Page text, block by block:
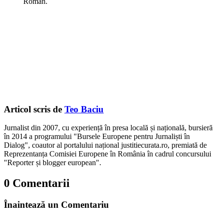
Articol scris de Teo Baciu
Jurnalist din 2007, cu experiență în presa locală și națională, bursieră
în 2014 a programului "Bursele Europene pentru Jurnaliști în
Dialog", coautor al portalului național justitiecurata.ro, premiată de
Reprezentanța Comisiei Europene în România în cadrul concursului
"Reporter și blogger european".
0 Comentarii
Înaintează un Comentariu